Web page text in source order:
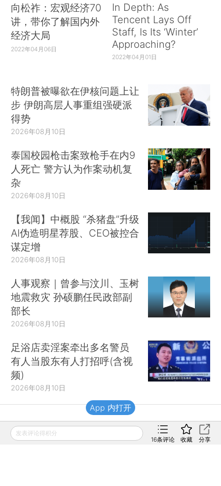
向松祚：宏观经济70
讲，带你了解国内外
经济大局
2022年04月06日
In Depth: As
Tencent Lays Off
Staff, Is Its ‘Winter’
Approaching?
2022年04月01日
特朗普被曝欲在伊核问题上让
步 伊朗高层人事重组强硬派
得势
2026年08月10日
泰国校园枪击案致枪手在内9
人死亡 警方认为作案动机复
杂
2026年08月10日
【我闻】中概股 “杀猪盘”升级
AI伪造明星荐股、CEO被控合
谋定增
2026年08月10日
人事观察｜曾参与汶川、玉树
地震救灾 孙硕鹏任民政部副
部长
2026年08月10日
足浴店卖淫案牵出多名警员
有人当股东有人打招呼(含视
频)
2026年08月10日
财新移动
发表评论得积分
16条评论 收藏 分享
App 内打开